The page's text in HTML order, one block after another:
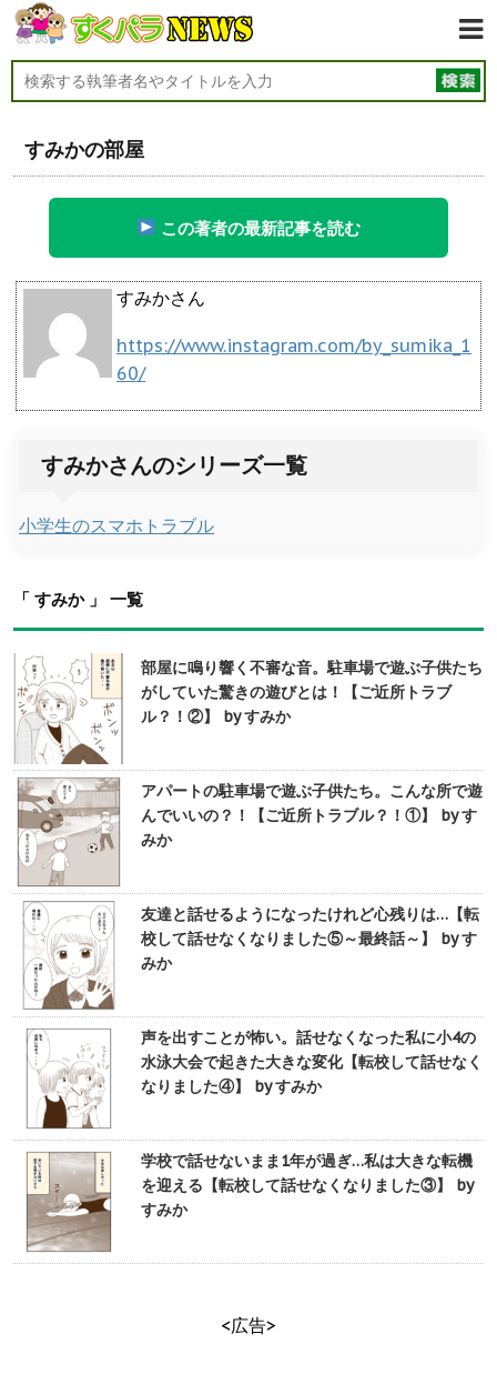
すみかの部屋
この著者の最新記事を読む
すみかさん
https://www.instagram.com/by_sumika_1
60/
すみかさんのシリーズ一覧
小学生のスマホトラブル
「 すみか 」 一覧
部屋に鳴り響く不審な音。駐車場で遊ぶ子供たち
がしていた驚きの遊びとは！【ご近所トラブ
ル？！②】 by すみか
アパートの駐車場で遊ぶ子供たち。こんな所で遊
んでいいの？！【ご近所トラブル？！①】 by す
みか
友達と話せるようになったけれど心残りは…【転
校して話せなくなりました⑤～最終話～】 by す
みか
声を出すことが怖い。話せなくなった私に小4の
水泳大会で起きた大きな変化【転校して話せなく
なりました④】 by すみか
学校で話せないまま1年が過ぎ…私は大きな転機
を迎える【転校して話せなくなりました③】 by
すみか
<広告>